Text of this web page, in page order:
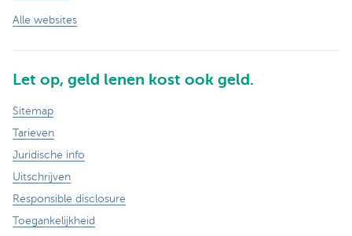
Alle websites
Let op, geld lenen kost ook geld.
Sitemap
Tarieven
Juridische info
Uitschrijven
Responsible disclosure
Toegankelijkheid